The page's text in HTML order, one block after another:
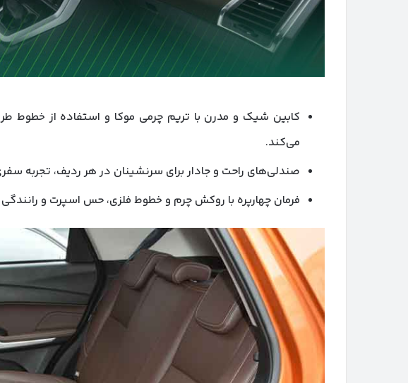
کابین شیک و مدرن با تریم چرمی موکا و استفاده از خطوط
می‌کند.
صندلی‌های راحت و جادار برای سرنشینان در هر ردیف، تجربه
فرمان چهارپره با روکش چرم و خطوط فلزی، حس اسپرت و